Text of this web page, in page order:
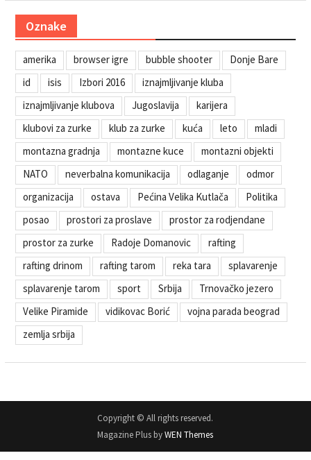
Oznake
amerika browser igre bubble shooter
Donje Bare
id
isis Izbori 2016
iznajmljivanje kluba
iznajmljivanje klubova
Jugoslavija
karijera
klubovi za zurke
klub za zurke kuća leto
mladi
montazna gradnja
montazne kuce
montazni objekti
NATO
neverbalna komunikacija odlaganje
odmor
organizacija
ostava Pećina Velika Kutlača
Politika
posao
prostori za proslave
prostor za rodjendane
prostor za zurke
Radoje Domanovic
rafting
rafting drinom
rafting tarom reka tara
splavarenje
splavarenje tarom
sport Srbija
Trnovačko jezero
Velike Piramide
vidikovac Borić
vojna parada beograd
zemlja srbija
Copyright © All rights reserved.
Magazine Plus byWEN Themes